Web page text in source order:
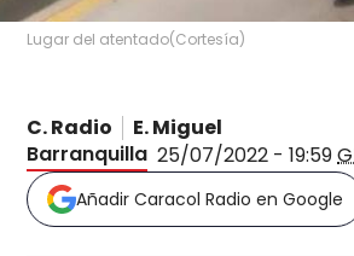
Lugar del atentado(Cortesía)
C. Radio
E. Miguel
Barranquilla 25/07/2022 - 19:59
Añadir Caracol Radio en Google